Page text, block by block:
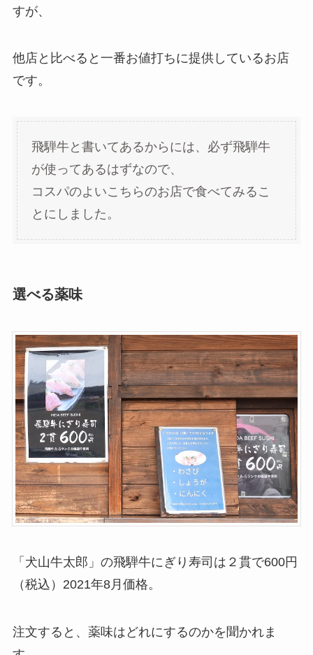
すが、
他店と比べると一番お値打ちに提供しているお店
です。
飛騨牛と書いてあるからには、必ず飛騨牛
が使ってあるはずなので、
コスパのよいこちらのお店で食べてみるこ
とにしました。
選べる薬味
「犬山牛太郎」の飛騨牛にぎり寿司は２貫で600円
（税込）2021年8月価格。
注文すると、薬味はどれにするのかを聞かれま